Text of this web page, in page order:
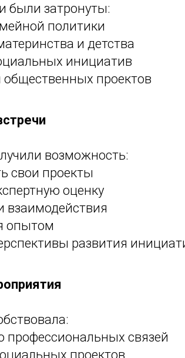
были затронуты:
политики
и детства
инициатив
общественных проектов
возможность:
свои проекты
оценку
взаимодействия
опытом
развития
профессиональных связей
проектов